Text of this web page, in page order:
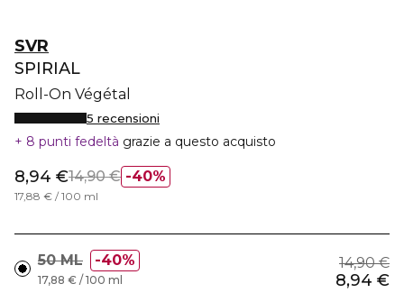
SVR
SPIRIAL
Roll-On Végétal
5 recensioni
8 punti fedeltà grazie a questo acquisto
40%
8,94 €14,90 €
17,88 € / 100 ml
50 ML 40% 14,90 €
8,94 €
17,88 € / 100 ml